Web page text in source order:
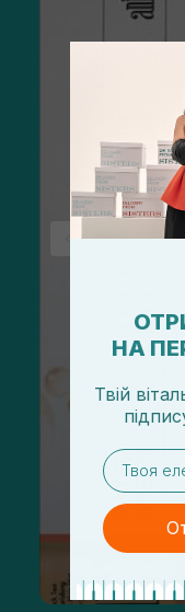
НА
Твій
email